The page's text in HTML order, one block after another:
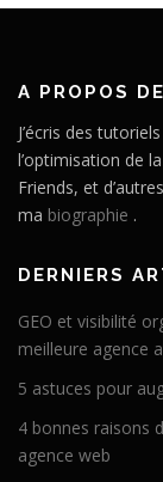
A PROPOS
J’écris des
l’optimisation de
Friends, et
ma biographie .
DERNIERS
GEO et visibilité
meilleure agence
5 astuces pour
4 bonnes raisons
agence web